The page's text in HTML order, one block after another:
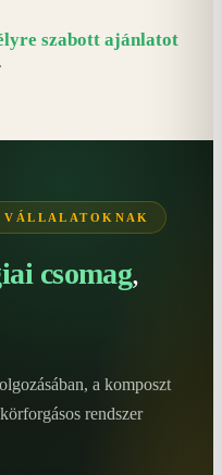
szabott ajánlatot
csomag,
a komposzt
rendszer